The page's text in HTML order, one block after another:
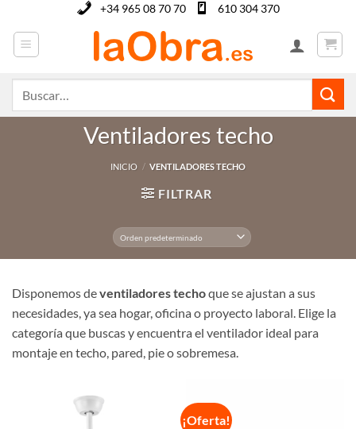
contenido
+34 965 08 70 70 610 304 370
Ventiladores techo
INICIO / VENTILADORES TECHO
FILTRAR
Disponemos deventiladores techoque se ajustan a sus
necesidades, ya sea hogar, oficina o proyecto laboral. Elige la
categoría que buscas y encuentra el ventilador ideal para
montaje en techo, pared, pie o sobremesa.
¡Oferta!